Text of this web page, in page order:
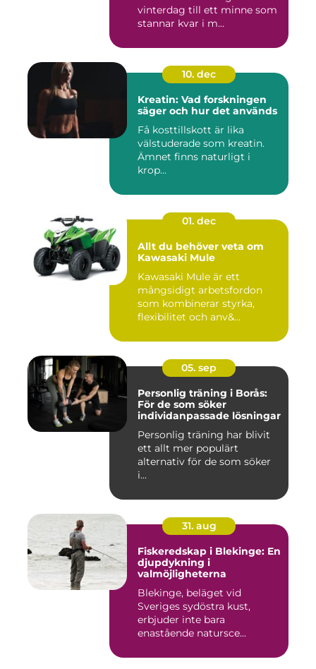
vinterdag till ett minne som
stannar kvar i m...
10. dec
Kreatin: Vad forskningen
säger och hur det används
Få kosttillskott är lika
välstuderade som kreatin.
Ämnet finns naturligt i
krop...
01. dec
Allt du behöver veta om
Kawasaki Mule
Kawasaki Mule är ett
mångsidigt arbetsfordon
som kombinerar styrka,
flexibilitet och anv&...
05. sep
Personlig träning i Borås:
För de som söker
individanpassade lösningar
Personlig träning har blivit
ett allt mer populärt
alternativ för de som söker
i...
31. aug
Fiskeredskap i Blekinge: En
djupdykning i
valmöjligheterna
Blekinge, beläget vid
Sveriges sydöstra kust,
erbjuder inte bara
enastående natursce...